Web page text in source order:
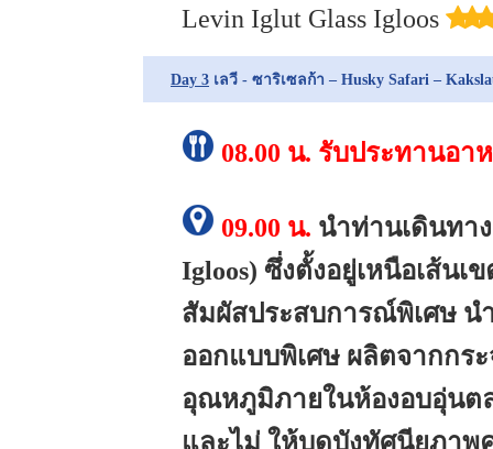
Levin Iglut Glass Igloos
Day 3 เลวี - ซาริเซลก้า – Husky Safari –
08.00 น. รับประทานอา
09.00 น. นำท่านเดินทา
Igloos) ซึ่งตั้งอยู่เหนือเส้นเ
สัมผัสประสบการณ์พิเศษ น
ออกแบบพิเศษ ผลิตจากกร
อุณหภูมิภายในห้องอบอุ่นต
และไม่ ให้บดบังทัศนียภาพ